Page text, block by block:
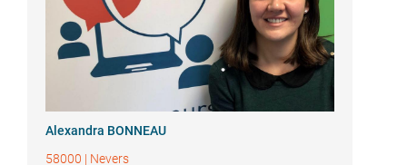
Alexandra BONNEAU
58000 | Nevers